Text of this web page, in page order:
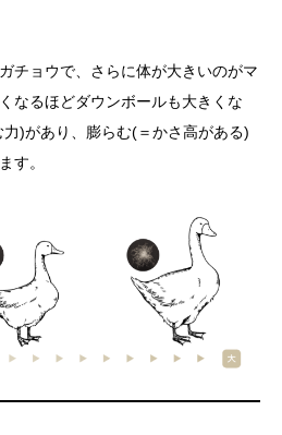
チョウで、さらに体が大きいのがマ
なるほどダウンボールも大きくな
)があり、膨らむ(＝かさ高がある)
す。